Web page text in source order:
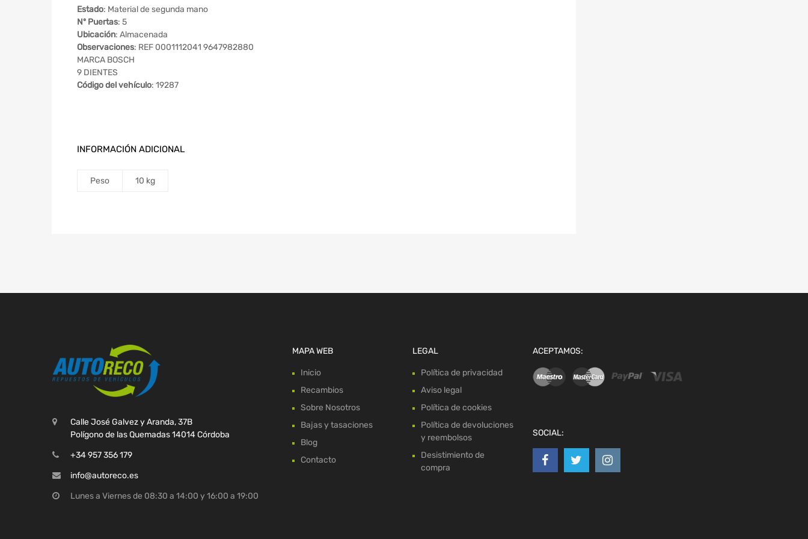
Estado: Material de segunda mano
Nº Puertas: 5
Ubicación: Almacenada
Observaciones: REF 0001112041 9647982880
MARCA BOSCH
9 DIENTES
Código del vehículo: 19287
INFORMACIÓN ADICIONAL
Peso 10 kg
Calle José Galvez y Aranda, 37B
Polígono de las Quemadas 14014 Córdoba
+34 957 356 179
info@autoreco.es
Lunes a Viernes de 08:30 a 14:00 y 16:00 a 19:00
MAPA WEB
Inicio
Recambios
Sobre Nosotros
Bajas y tasaciones
Blog
Contacto
LEGAL
Política de privacidad
Aviso legal
Política de cookies
Política de devoluciones
y reembolsos
Desistimiento de
compra
ACEPTAMOS:
SOCIAL: